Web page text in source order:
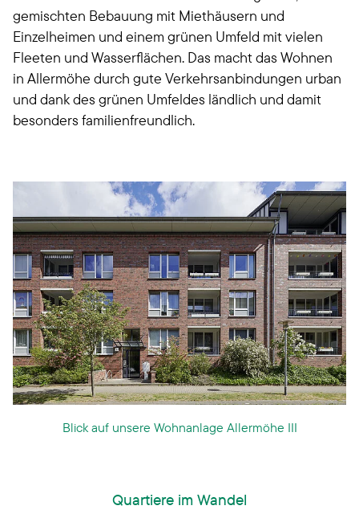
gemischten Bebauung mit Miethäusern und
Einzelheimen und einem grünen Umfeld mit vielen
Fleeten und Wasserflächen. Das macht das Wohnen
in Allermöhe durch gute Verkehrsanbindungen urban
und dank des grünen Umfeldes ländlich und damit
besonders familienfreundlich.
Blick auf unsere Wohnanlage Allermöhe III
Quartiere im Wandel